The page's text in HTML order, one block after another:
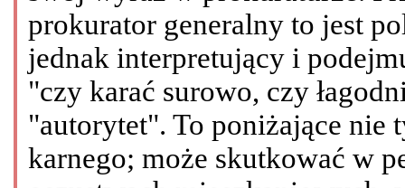
prokurator generalny to jest
jednak interpretujący i
"czy karać surowo, czy
"autorytet". To poniżające nie
karnego; może skutkować w